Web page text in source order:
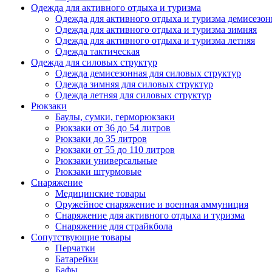
Одежда для активного отдыха и туризма
Одежда для активного отдыха и туризма
Одежда для активного отдыха и туризма зимняя
Одежда для активного отдыха и туризма летняя
Одежда тактическая
Одежда для силовых структур
Одежда демисезонная для силовых структур
Одежда зимняя для силовых структур
Одежда летняя для силовых структур
Рюкзаки
Баулы, сумки, герморюкзаки
Рюкзаки от 36 до 54 литров
Рюкзаки до 35 литров
Рюкзаки от 55 до 110 литров
Рюкзаки универсальные
Рюкзаки штурмовые
Снаряжение
Медицинские товары
Оружейное снаряжение и военная аммуниция
Снаряжение для активного отдыха и туризма
Снаряжение для страйкбола
Сопутствующие товары
Перчатки
Батарейки
Бафы